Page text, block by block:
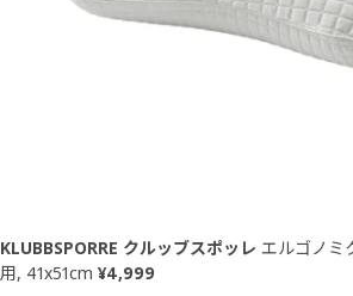
KLUBBSPORRE クルッブスポッレ エルゴノミ
用, 41x51cm ¥4,999